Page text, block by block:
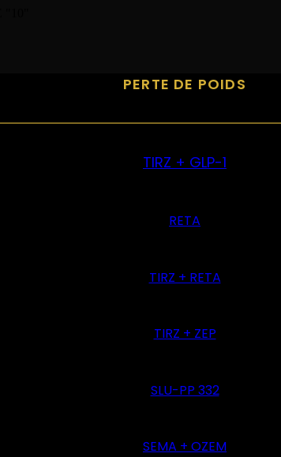
PERTE DE POIDS
TIRZ + GLP-1
RETA
TIRZ + RETA
TIRZ + ZEP
SLU-PP 332
SEMA + OZEM